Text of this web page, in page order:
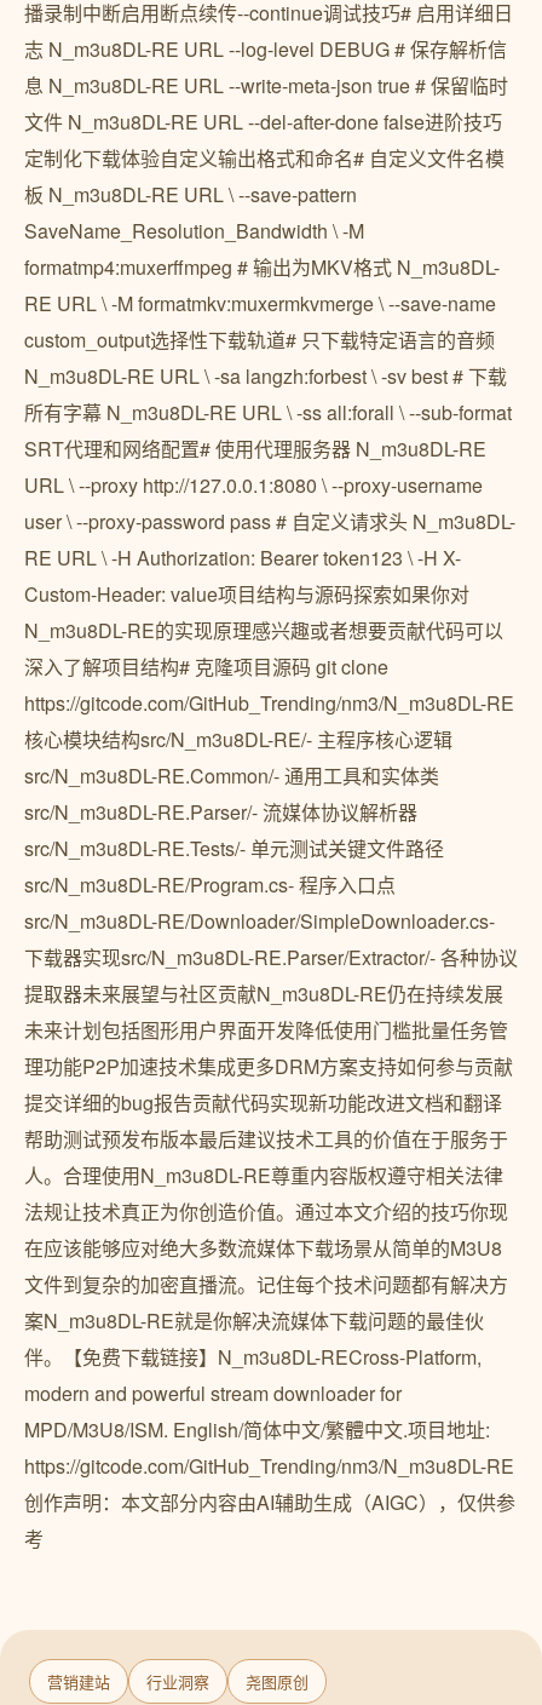
播录制中断启用断点续传--continue调试技巧# 启用详细日
志 N_m3u8DL-RE URL --log-level DEBUG # 保存解析信
息 N_m3u8DL-RE URL --write-meta-json true # 保留临时
文件 N_m3u8DL-RE URL --del-after-done false进阶技巧
定制化下载体验自定义输出格式和命名# 自定义文件名模
板 N_m3u8DL-RE URL \ --save-pattern
SaveName_Resolution_Bandwidth \ -M
formatmp4:muxerffmpeg # 输出为MKV格式 N_m3u8DL-
RE URL \ -M formatmkv:muxermkvmerge \ --save-name
custom_output选择性下载轨道# 只下载特定语言的音频
N_m3u8DL-RE URL \ -sa langzh:forbest \ -sv best # 下载
所有字幕 N_m3u8DL-RE URL \ -ss all:forall \ --sub-format
SRT代理和网络配置# 使用代理服务器 N_m3u8DL-RE
URL \ --proxy http://127.0.0.1:8080 \ --proxy-username
user \ --proxy-password pass # 自定义请求头 N_m3u8DL-
RE URL \ -H Authorization: Bearer token123 \ -H X-
Custom-Header: value项目结构与源码探索如果你对
N_m3u8DL-RE的实现原理感兴趣或者想要贡献代码可以
深入了解项目结构# 克隆项目源码 git clone
https://gitcode.com/GitHub_Trending/nm3/N_m3u8DL-RE
核心模块结构src/N_m3u8DL-RE/- 主程序核心逻辑
src/N_m3u8DL-RE.Common/- 通用工具和实体类
src/N_m3u8DL-RE.Parser/- 流媒体协议解析器
src/N_m3u8DL-RE.Tests/- 单元测试关键文件路径
src/N_m3u8DL-RE/Program.cs- 程序入口点
src/N_m3u8DL-RE/Downloader/SimpleDownloader.cs-
下载器实现src/N_m3u8DL-RE.Parser/Extractor/- 各种协议
提取器未来展望与社区贡献N_m3u8DL-RE仍在持续发展
未来计划包括图形用户界面开发降低使用门槛批量任务管
理功能P2P加速技术集成更多DRM方案支持如何参与贡献
提交详细的bug报告贡献代码实现新功能改进文档和翻译
帮助测试预发布版本最后建议技术工具的价值在于服务于
人。合理使用N_m3u8DL-RE尊重内容版权遵守相关法律
法规让技术真正为你创造价值。通过本文介绍的技巧你现
在应该能够应对绝大多数流媒体下载场景从简单的M3U8
文件到复杂的加密直播流。记住每个技术问题都有解决方
案N_m3u8DL-RE就是你解决流媒体下载问题的最佳伙
伴。【免费下载链接】N_m3u8DL-RECross-Platform,
modern and powerful stream downloader for
MPD/M3U8/ISM. English/简体中文/繁體中文.项目地址:
https://gitcode.com/GitHub_Trending/nm3/N_m3u8DL-RE
创作声明：本文部分内容由AI辅助生成（AIGC），仅供参
考
营销建站 行业洞察 尧图原创